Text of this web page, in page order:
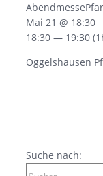
Abendmesse
Mai 21 @ 18:30
18:30 — 19:30
Oggelshausen
Suche nach: